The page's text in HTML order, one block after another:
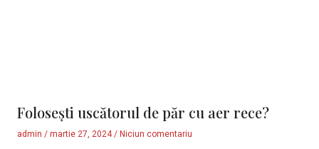
Folosești uscătorul de păr cu aer rece?
admin martie 27, 2024 Niciun comentariu